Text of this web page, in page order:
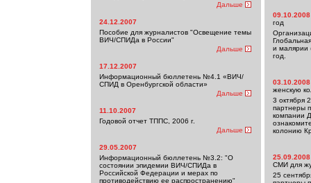
Дальше
24.12.2007
Пособие для журналистов "Освещение темы
ВИЧ/СПИДа в России"
Дальше
17.12.2007
Информационный бюллетень №4.1 «ВИЧ/
СПИД в Оренбургской области»
Дальше
11.10.2007
Годовой отчет ТППС, 2006 г.
Дальше
29.05.2007
Информационный бюллетень №3.2: "О
состоянии эпидемии ВИЧ/СПИДа в
Российской Федерации и мерах по
противодействию ее распространению"
09.10.2008
год
и малярии
год.
03.10.2008
женскую
3 октября
партнеры
компании
колонию
25.09.2008
СМИ для
25